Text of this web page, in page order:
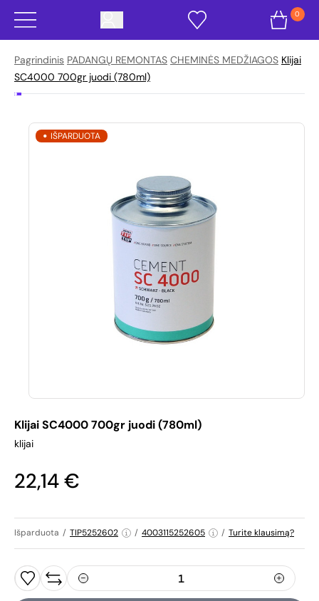
0
Pagrindinis PADANGŲ REMONTAS CHEMINĖS MEDŽIAGOS Klijai
SC4000 700gr juodi (780ml)
IŠPARDUOTA
Klijai SC4000 700gr juodi (780ml)
klijai
22,14 €
Išparduota / TIP5252602 / 4003115252605 / Turite klausimą?